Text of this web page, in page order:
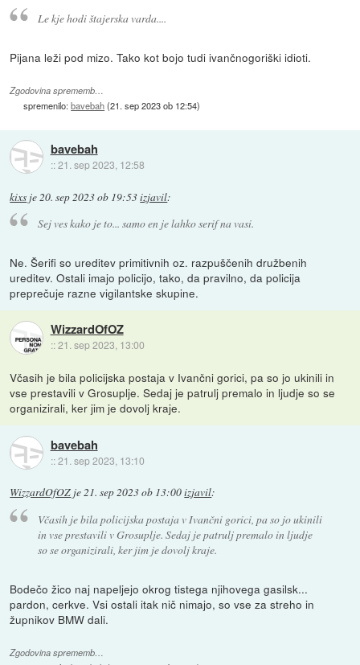
Le kje hodi štajerska varda....
Pijana leži pod mizo. Tako kot bojo tudi ivančnogoriški idioti.
Zgodovina sprememb…
spremenilo:bavebah(21. sep 2023 ob 12:54)
bavebah
::21. sep 2023, 12:58
kixs je20. sep 2023 ob 19:53izjavil:
Sej ves kako je to... samo en je lahko serif na vasi.
Ne. Šerifi so ureditev primitivnih oz. razpuščenih družbenih
ureditev. Ostali imajo policijo, tako, da pravilno, da policija
preprečuje razne vigilantske skupine.
WizzardOfOZ
::21. sep 2023, 13:00
Včasih je bila policijska postaja v Ivančni gorici, pa so jo ukinili in
vse prestavili v Grosuplje. Sedaj je patrulj premalo in ljudje so se
organizirali, ker jim je dovolj kraje.
bavebah
::21. sep 2023, 13:10
WizzardOfOZ je21. sep 2023 ob 13:00izjavil:
Včasih je bila policijska postaja v Ivančni gorici, pa so jo ukinili
in vse prestavili v Grosuplje. Sedaj je patrulj premalo in ljudje
so se organizirali, ker jim je dovolj kraje.
Bodečo žico naj napeljejo okrog tistega njihovega gasilsk...
pardon, cerkve. Vsi ostali itak nič nimajo, so vse za streho in
župnikov BMW dali.
Zgodovina sprememb…